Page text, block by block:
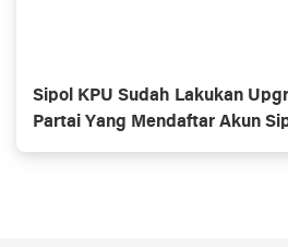
Sipol KPU Sudah Lakukan
Partai Yang Mendaftar Akun